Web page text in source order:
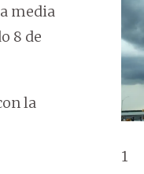
media
8 de
la